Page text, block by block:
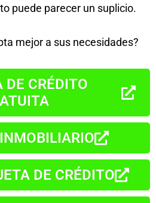
puede parecer un suplicio.
mejor a sus necesidades?
DE CRÉDITO
DE CRÉDITO